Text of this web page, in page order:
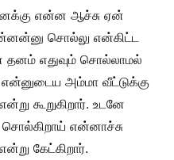
என்ன ஆச்சு ஏன்
சொல்லு என்கிட்ட
தனம் எதுவும் சொல்லாமல்
அம்மா வீட்டுக்கு
கூறுகிறார். உடனே
சொல்கிறாய் என்னாச்சு
கேட்கிறார்.